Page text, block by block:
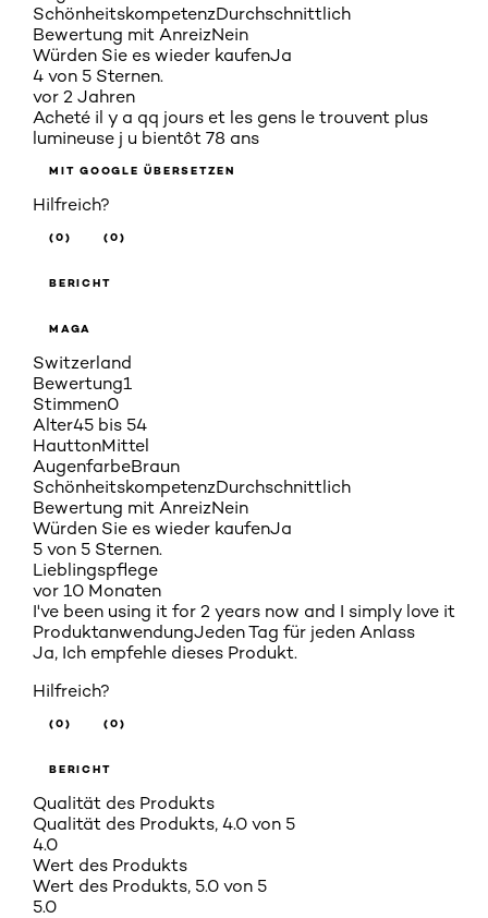
SchönheitskompetenzDurchschnittlich
Bewertung mit AnreizNein
Würden Sie es wieder kaufenJa
4 von 5 Sternen.
vor 2 Jahren
Acheté il y a qq jours et les gens le trouvent plus
lumineuse j u bientôt 78 ans
MIT GOOGLE ÜBERSETZEN
Hilfreich?
(0) (0)
BERICHT
MAGA
Switzerland
Bewertung1
Stimmen0
Alter45 bis 54
HauttonMittel
AugenfarbeBraun
SchönheitskompetenzDurchschnittlich
Bewertung mit AnreizNein
Würden Sie es wieder kaufenJa
5 von 5 Sternen.
Lieblingspflege
vor 10 Monaten
I've been using it for 2 years now and I simply love it
ProduktanwendungJeden Tag für jeden Anlass
Ja, Ich empfehle dieses Produkt.
Hilfreich?
(0) (0)
BERICHT
Qualität des Produkts
Qualität des Produkts, 4.0 von 5
4.0
Wert des Produkts
Wert des Produkts, 5.0 von 5
5.0